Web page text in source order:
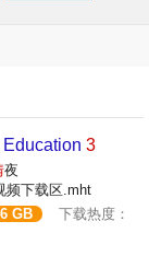
3
夜
频下载区.mht
GB
下载热度：